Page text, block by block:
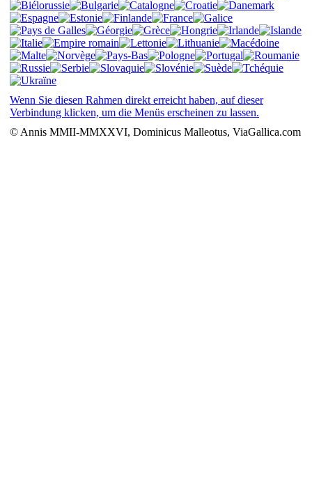
Wenn Sie diesen Rahmen direkt erreicht haben, auf dieser
Verbindung klicken, um die Menüs erscheinen zu lassen.
© Annis MMII-MMXXVI, Dominicus Malleotus, ViaGallica.com